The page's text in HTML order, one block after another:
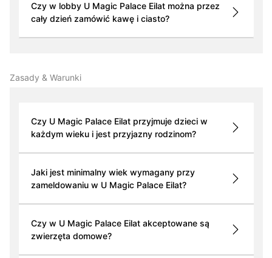
Czy w lobby U Magic Palace Eilat można przez
cały dzień zamówić kawę i ciasto?
Zasady & Warunki
Czy U Magic Palace Eilat przyjmuje dzieci w
każdym wieku i jest przyjazny rodzinom?
Jaki jest minimalny wiek wymagany przy
zameldowaniu w U Magic Palace Eilat?
Czy w U Magic Palace Eilat akceptowane są
zwierzęta domowe?